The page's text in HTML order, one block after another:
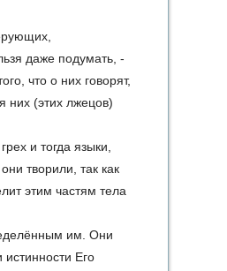
даже подумать, -
что о них говорят,
них (этих лжецов)
и тогда языки,
творили, так как
этим частям тела
им. Они
Его